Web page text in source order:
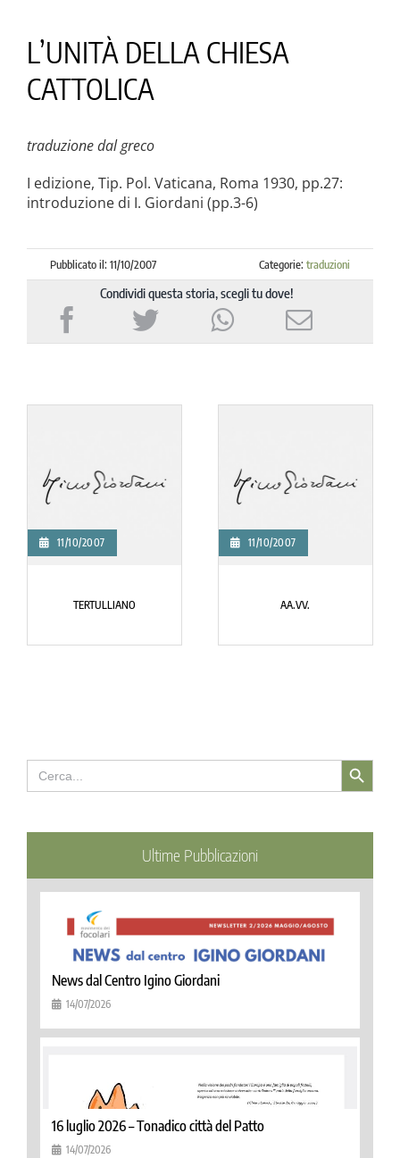
notizie
L’UNITÀ DELLA CHIESA
CATTOLICA
traduzione dal greco
I edizione, Tip. Pol. Vaticana, Roma 1930, pp.27:
introduzione di I. Giordani (pp.3-6)
Pubblicato il: 11/10/2007 Categorie:traduzioni
Condividi questa storia, scegli tu dove!
11/10/2007
TERTULLIANO
11/10/2007
AA.VV.
Search
for:
Search Button
Ultime Pubblicazioni
News dal Centro Igino Giordani
14/07/2026
16 luglio 2026 – Tonadico città del Patto
14/07/2026